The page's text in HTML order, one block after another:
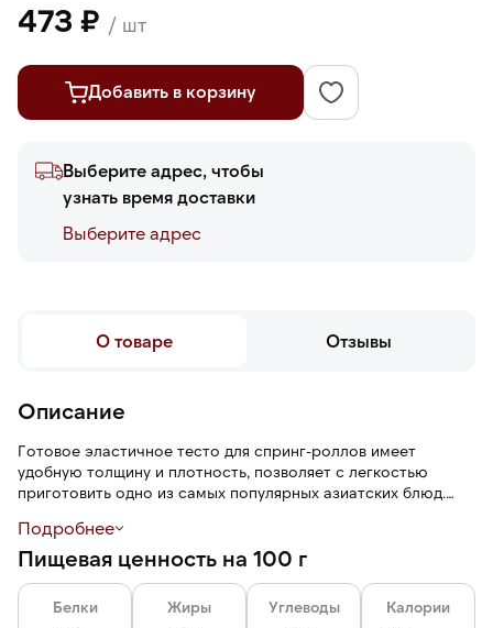
473 ₽ / шт
Добавить в корзину
Выберите адрес, чтобы
узнать время доставки
Выберите адреc
О товаре Отзывы
Описание
Готовое эластичное тесто для спринг-роллов имеет
удобную толщину и плотность, позволяет с легкостью
приготовить одно из самых популярных азиатских блюд.
Тесто для спринг-роллов используется для приготовления
одного из самых популярных азиатских блюд. Спринг-
роллы напоминают блинчики — в тончайшее тесто
заворачивается разнообразная начинка. Закуску можно
употреблять в свежем или обжаренном виде. В качестве
Подробнее
Пищевая ценность на 100 г
Белки Жиры Углеводы Калории